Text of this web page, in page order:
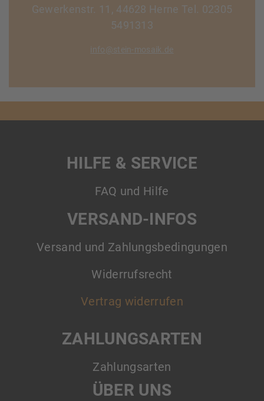
Gewerkenstr. 11, 44628 Herne Tel. 02305
5491313
info@stein-mosaik.de
HILFE & SERVICE
FAQ und Hilfe
VERSAND-INFOS
Versand und Zahlungsbedingungen
Widerrufsrecht
Vertrag widerrufen
ZAHLUNGSARTEN
Zahlungsarten
ÜBER UNS